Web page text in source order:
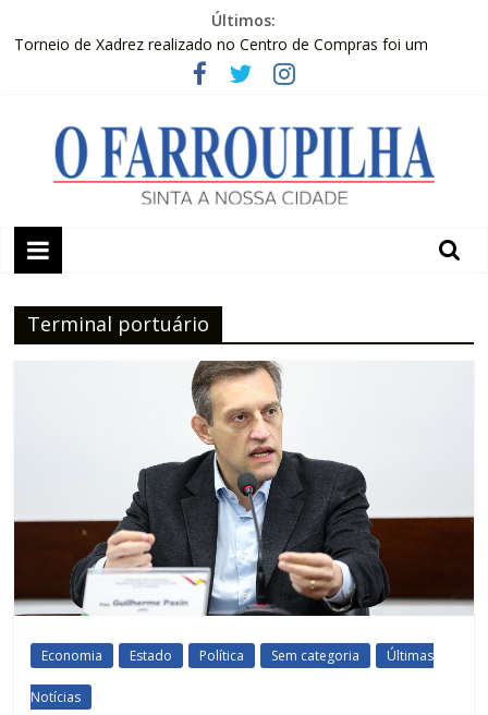
para
Últimos:
Torneio de Xadrez realizado no Centro de Compras foi um
Sicredi Serrana promove formação para profissionais de Apaes
Música
Projeto do Moinhos de Vento ultrapassa 900 atendimentos a
vítimas da enchente de 2024
2º Moot do escotismo nacional passa por Farroupilha
O
Farroupilha
Sinta
Terminal portuário
Economia Estado Política Sem categoria Últimas
Notícias